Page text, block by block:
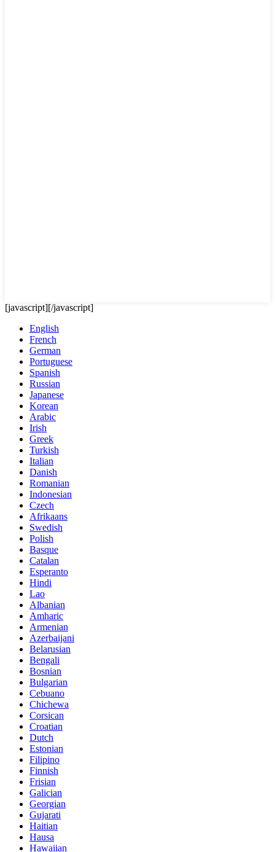
[javascript][/javascript]
English
French
German
Portuguese
Spanish
Russian
Japanese
Korean
Arabic
Irish
Greek
Turkish
Italian
Danish
Romanian
Indonesian
Czech
Afrikaans
Swedish
Polish
Basque
Catalan
Esperanto
Hindi
Lao
Albanian
Amharic
Armenian
Azerbaijani
Belarusian
Bengali
Bosnian
Bulgarian
Cebuano
Chichewa
Corsican
Croatian
Dutch
Estonian
Filipino
Finnish
Frisian
Galician
Georgian
Gujarati
Haitian
Hausa
Hawaiian